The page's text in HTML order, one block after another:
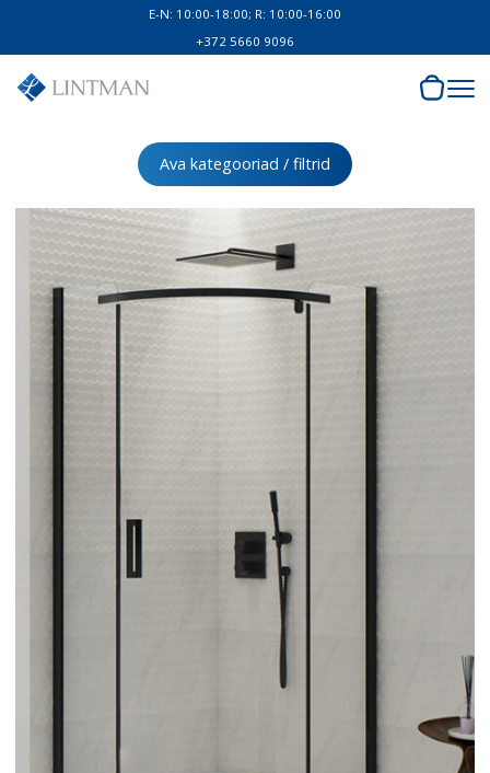
E-N: 10:00-18:00; R: 10:00-16:00
+372 5660 9096
Ava kategooriad / filtrid